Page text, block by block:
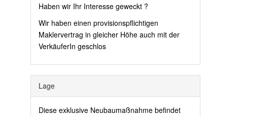
Haben wir Ihr Interesse geweckt ?
Wir haben einen provisionspflichtigen
Maklervertrag in gleicher Höhe auch mit der
VerkäuferIn geschlos
Lage
Diese exklusive Neubaumaßnahme befindet